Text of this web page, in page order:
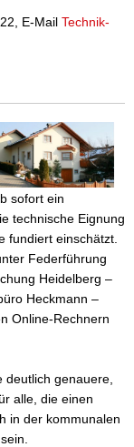
E-Mail Technik-
sofort ein
technische Eignung
fundiert einschätzt.
Federführung
Heidelberg –
Heckmann –
Online-Rechnern
deutlich genauere,
alle, die einen
in der kommunalen